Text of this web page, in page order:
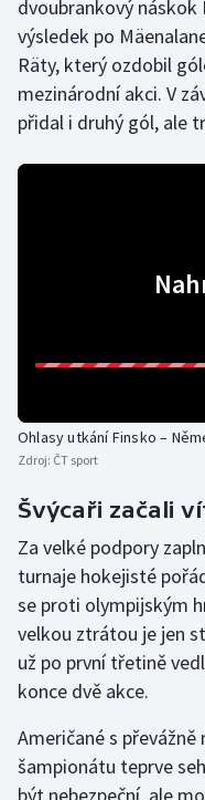
dvoubrankový náskok
výsledek po
Räty, který ozdobil
mezinárodní akci. V
přidal i druhý gól, ale
Ohlasy utkání Finsko –
Zdroj: ČT sport
Švýcaři začali
Za velké podpory
turnaje hokejisté
se proti olympijským
velkou ztrátou je jen
už po první třetině
konce dvě akce.
Američané s
šampionátu teprve